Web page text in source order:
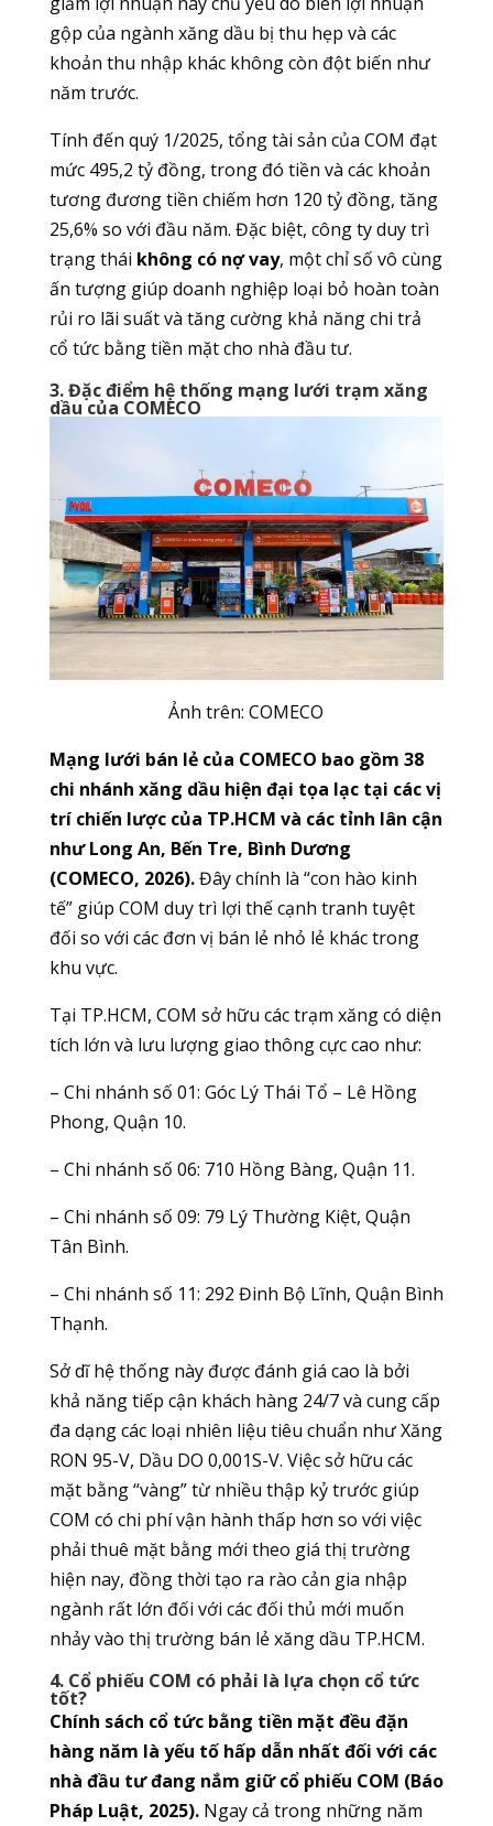
gộp của ngành xăng dầu bị thu hẹp và các
khoản thu nhập khác không còn đột biến như
năm trước.
Tính đến quý 1/2025, tổng tài sản của COM đạt
mức 495,2 tỷ đồng, trong đó tiền và các khoản
tương đương tiền chiếm hơn 120 tỷ đồng, tăng
25,6% so với đầu năm. Đặc biệt, công ty duy trì
trạng thái không có nợ vay, một chỉ số vô cùng
ấn tượng giúp doanh nghiệp loại bỏ hoàn toàn
rủi ro lãi suất và tăng cường khả năng chi trả
cổ tức bằng tiền mặt cho nhà đầu tư.
3. Đặc điểm hệ thống mạng lưới trạm xăng
dầu của COMECO
Ảnh trên: COMECO
Mạng lưới bán lẻ của COMECO bao gồm 38
chi nhánh xăng dầu hiện đại tọa lạc tại các vị
trí chiến lược của TP.HCM và các tỉnh lân cận
như Long An, Bến Tre, Bình Dương
(COMECO, 2026).Đây chính là “con hào kinh
tế” giúp COM duy trì lợi thế cạnh tranh tuyệt
đối so với các đơn vị bán lẻ nhỏ lẻ khác trong
khu vực.
Tại TP.HCM, COM sở hữu các trạm xăng có diện
tích lớn và lưu lượng giao thông cực cao như:
– Chi nhánh số 01: Góc Lý Thái Tổ – Lê Hồng
Phong, Quận 10.
– Chi nhánh số 06: 710 Hồng Bàng, Quận 11.
– Chi nhánh số 09: 79 Lý Thường Kiệt, Quận
Tân Bình.
– Chi nhánh số 11: 292 Đinh Bộ Lĩnh, Quận Bình
Thạnh.
Sở dĩ hệ thống này được đánh giá cao là bởi
khả năng tiếp cận khách hàng 24/7 và cung cấp
đa dạng các loại nhiên liệu tiêu chuẩn như Xăng
RON 95-V, Dầu DO 0,001S-V. Việc sở hữu các
mặt bằng “vàng” từ nhiều thập kỷ trước giúp
COM có chi phí vận hành thấp hơn so với việc
phải thuê mặt bằng mới theo giá thị trường
hiện nay, đồng thời tạo ra rào cản gia nhập
ngành rất lớn đối với các đối thủ mới muốn
nhảy vào thị trường bán lẻ xăng dầu TP.HCM.
4. Cổ phiếu COM có phải là lựa chọn cổ tức
tốt?
Chính sách cổ tức bằng tiền mặt đều đặn
hàng năm là yếu tố hấp dẫn nhất đối với các
nhà đầu tư đang nắm giữ cổ phiếu COM (Báo
Pháp Luật, 2025).Ngay cả trong những năm